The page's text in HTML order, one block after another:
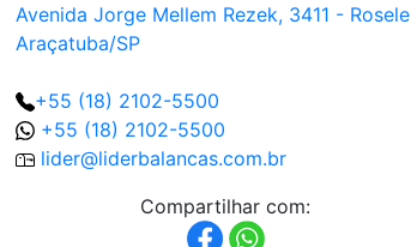
Avenida Jorge Mellem Rezek, 3411 - Rosele
Araçatuba/SP
+55 (18) 2102-5500
+55 (18) 2102-5500
lider@liderbalancas.com.br
Compartilhar com: